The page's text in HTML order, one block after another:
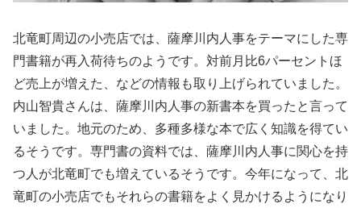
北竜町周辺の小売店では、薩摩川内人事をテーマにした専
門書籍が再入荷待ちのようです。対前月比6パーセントほ
ど売上が増えた、などの情報も取り上げられていました。
内山智貴さんは、薩摩川内人事の新書本を買ったと言って
いました。地元のため、多種多様な本で広く知識を得てい
るそうです。専門書の資料では、薩摩川内人事に関心を持
つ人が北竜町でも増えているそうです。今年になって、北
竜町の小売店でもそれらの書籍をよく見かけるようになり